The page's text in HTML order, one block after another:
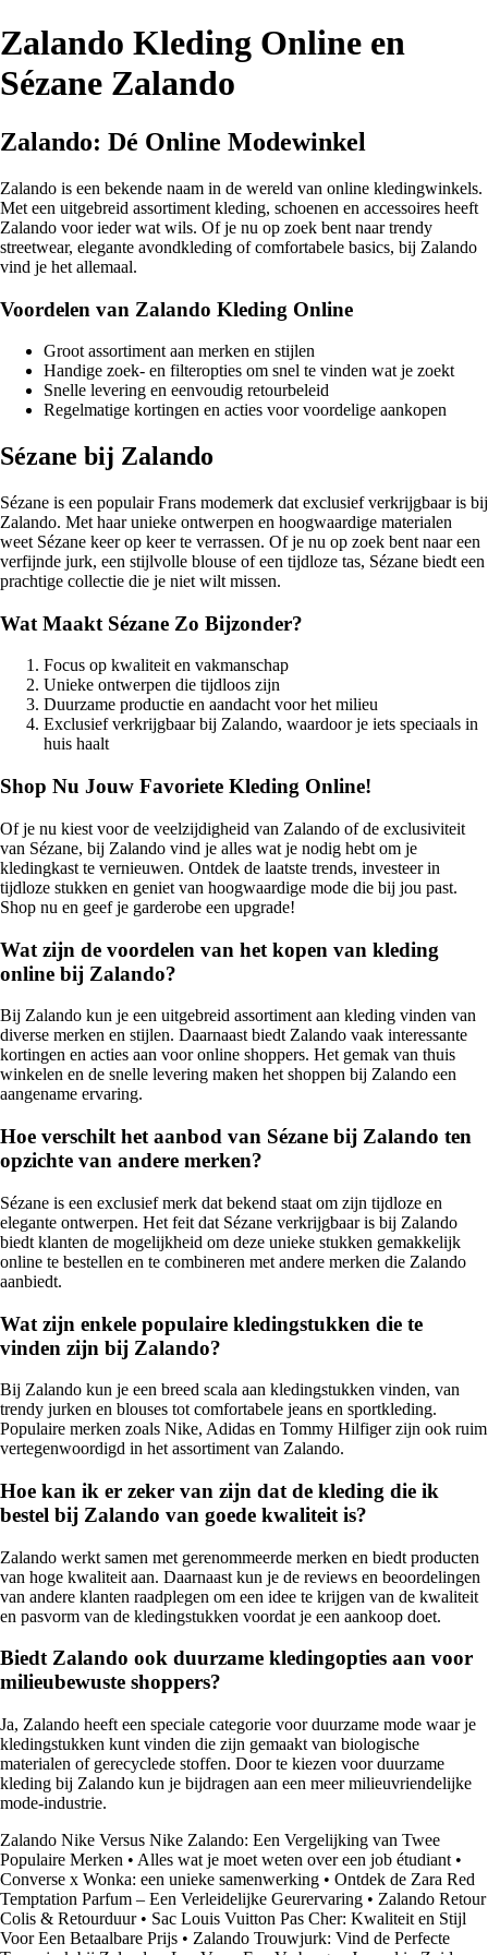
Zalando Kleding Online en
Sézane Zalando
Zalando: Dé Online Modewinkel
Zalando is een bekende naam in de wereld van online kledingwinkels.
Met een uitgebreid assortiment kleding, schoenen en accessoires heeft
Zalando voor ieder wat wils. Of je nu op zoek bent naar trendy
streetwear, elegante avondkleding of comfortabele basics, bij Zalando
vind je het allemaal.
Voordelen van Zalando Kleding Online
Groot assortiment aan merken en stijlen
Handige zoek- en filteropties om snel te vinden wat je zoekt
Snelle levering en eenvoudig retourbeleid
Regelmatige kortingen en acties voor voordelige aankopen
Sézane bij Zalando
Sézane is een populair Frans modemerk dat exclusief verkrijgbaar is bij
Zalando. Met haar unieke ontwerpen en hoogwaardige materialen
weet Sézane keer op keer te verrassen. Of je nu op zoek bent naar een
verfijnde jurk, een stijlvolle blouse of een tijdloze tas, Sézane biedt een
prachtige collectie die je niet wilt missen.
Wat Maakt Sézane Zo Bijzonder?
Focus op kwaliteit en vakmanschap
Unieke ontwerpen die tijdloos zijn
Duurzame productie en aandacht voor het milieu
Exclusief verkrijgbaar bij Zalando, waardoor je iets speciaals in
huis haalt
Shop Nu Jouw Favoriete Kleding Online!
Of je nu kiest voor de veelzijdigheid van Zalando of de exclusiviteit
van Sézane, bij Zalando vind je alles wat je nodig hebt om je
kledingkast te vernieuwen. Ontdek de laatste trends, investeer in
tijdloze stukken en geniet van hoogwaardige mode die bij jou past.
Shop nu en geef je garderobe een upgrade!
Wat zijn de voordelen van het kopen van kleding
online bij Zalando?
Bij Zalando kun je een uitgebreid assortiment aan kleding vinden van
diverse merken en stijlen. Daarnaast biedt Zalando vaak interessante
kortingen en acties aan voor online shoppers. Het gemak van thuis
winkelen en de snelle levering maken het shoppen bij Zalando een
aangename ervaring.
Hoe verschilt het aanbod van Sézane bij Zalando ten
opzichte van andere merken?
Sézane is een exclusief merk dat bekend staat om zijn tijdloze en
elegante ontwerpen. Het feit dat Sézane verkrijgbaar is bij Zalando
biedt klanten de mogelijkheid om deze unieke stukken gemakkelijk
online te bestellen en te combineren met andere merken die Zalando
aanbiedt.
Wat zijn enkele populaire kledingstukken die te
vinden zijn bij Zalando?
Bij Zalando kun je een breed scala aan kledingstukken vinden, van
trendy jurken en blouses tot comfortabele jeans en sportkleding.
Populaire merken zoals Nike, Adidas en Tommy Hilfiger zijn ook ruim
vertegenwoordigd in het assortiment van Zalando.
Hoe kan ik er zeker van zijn dat de kleding die ik
bestel bij Zalando van goede kwaliteit is?
Zalando werkt samen met gerenommeerde merken en biedt producten
van hoge kwaliteit aan. Daarnaast kun je de reviews en beoordelingen
van andere klanten raadplegen om een idee te krijgen van de kwaliteit
en pasvorm van de kledingstukken voordat je een aankoop doet.
Biedt Zalando ook duurzame kledingopties aan voor
milieubewuste shoppers?
Ja, Zalando heeft een speciale categorie voor duurzame mode waar je
kledingstukken kunt vinden die zijn gemaakt van biologische
materialen of gerecyclede stoffen. Door te kiezen voor duurzame
kleding bij Zalando kun je bijdragen aan een meer milieuvriendelijke
mode-industrie.
Zalando Nike Versus Nike Zalando: Een Vergelijking van Twee
Populaire Merken • Alles wat je moet weten over een job étudiant •
Converse x Wonka: een unieke samenwerking • Ontdek de Zara Red
Temptation Parfum – Een Verleidelijke Geurervaring • Zalando Retour
Colis & Retourduur• Sac Louis Vuitton Pas Cher: Kwaliteit en Stijl
Voor Een Betaalbare Prijs • Zalando Trouwjurk: Vind de Perfecte